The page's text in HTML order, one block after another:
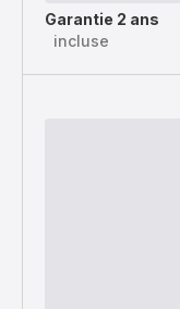
Garantie 2 ans
incluse